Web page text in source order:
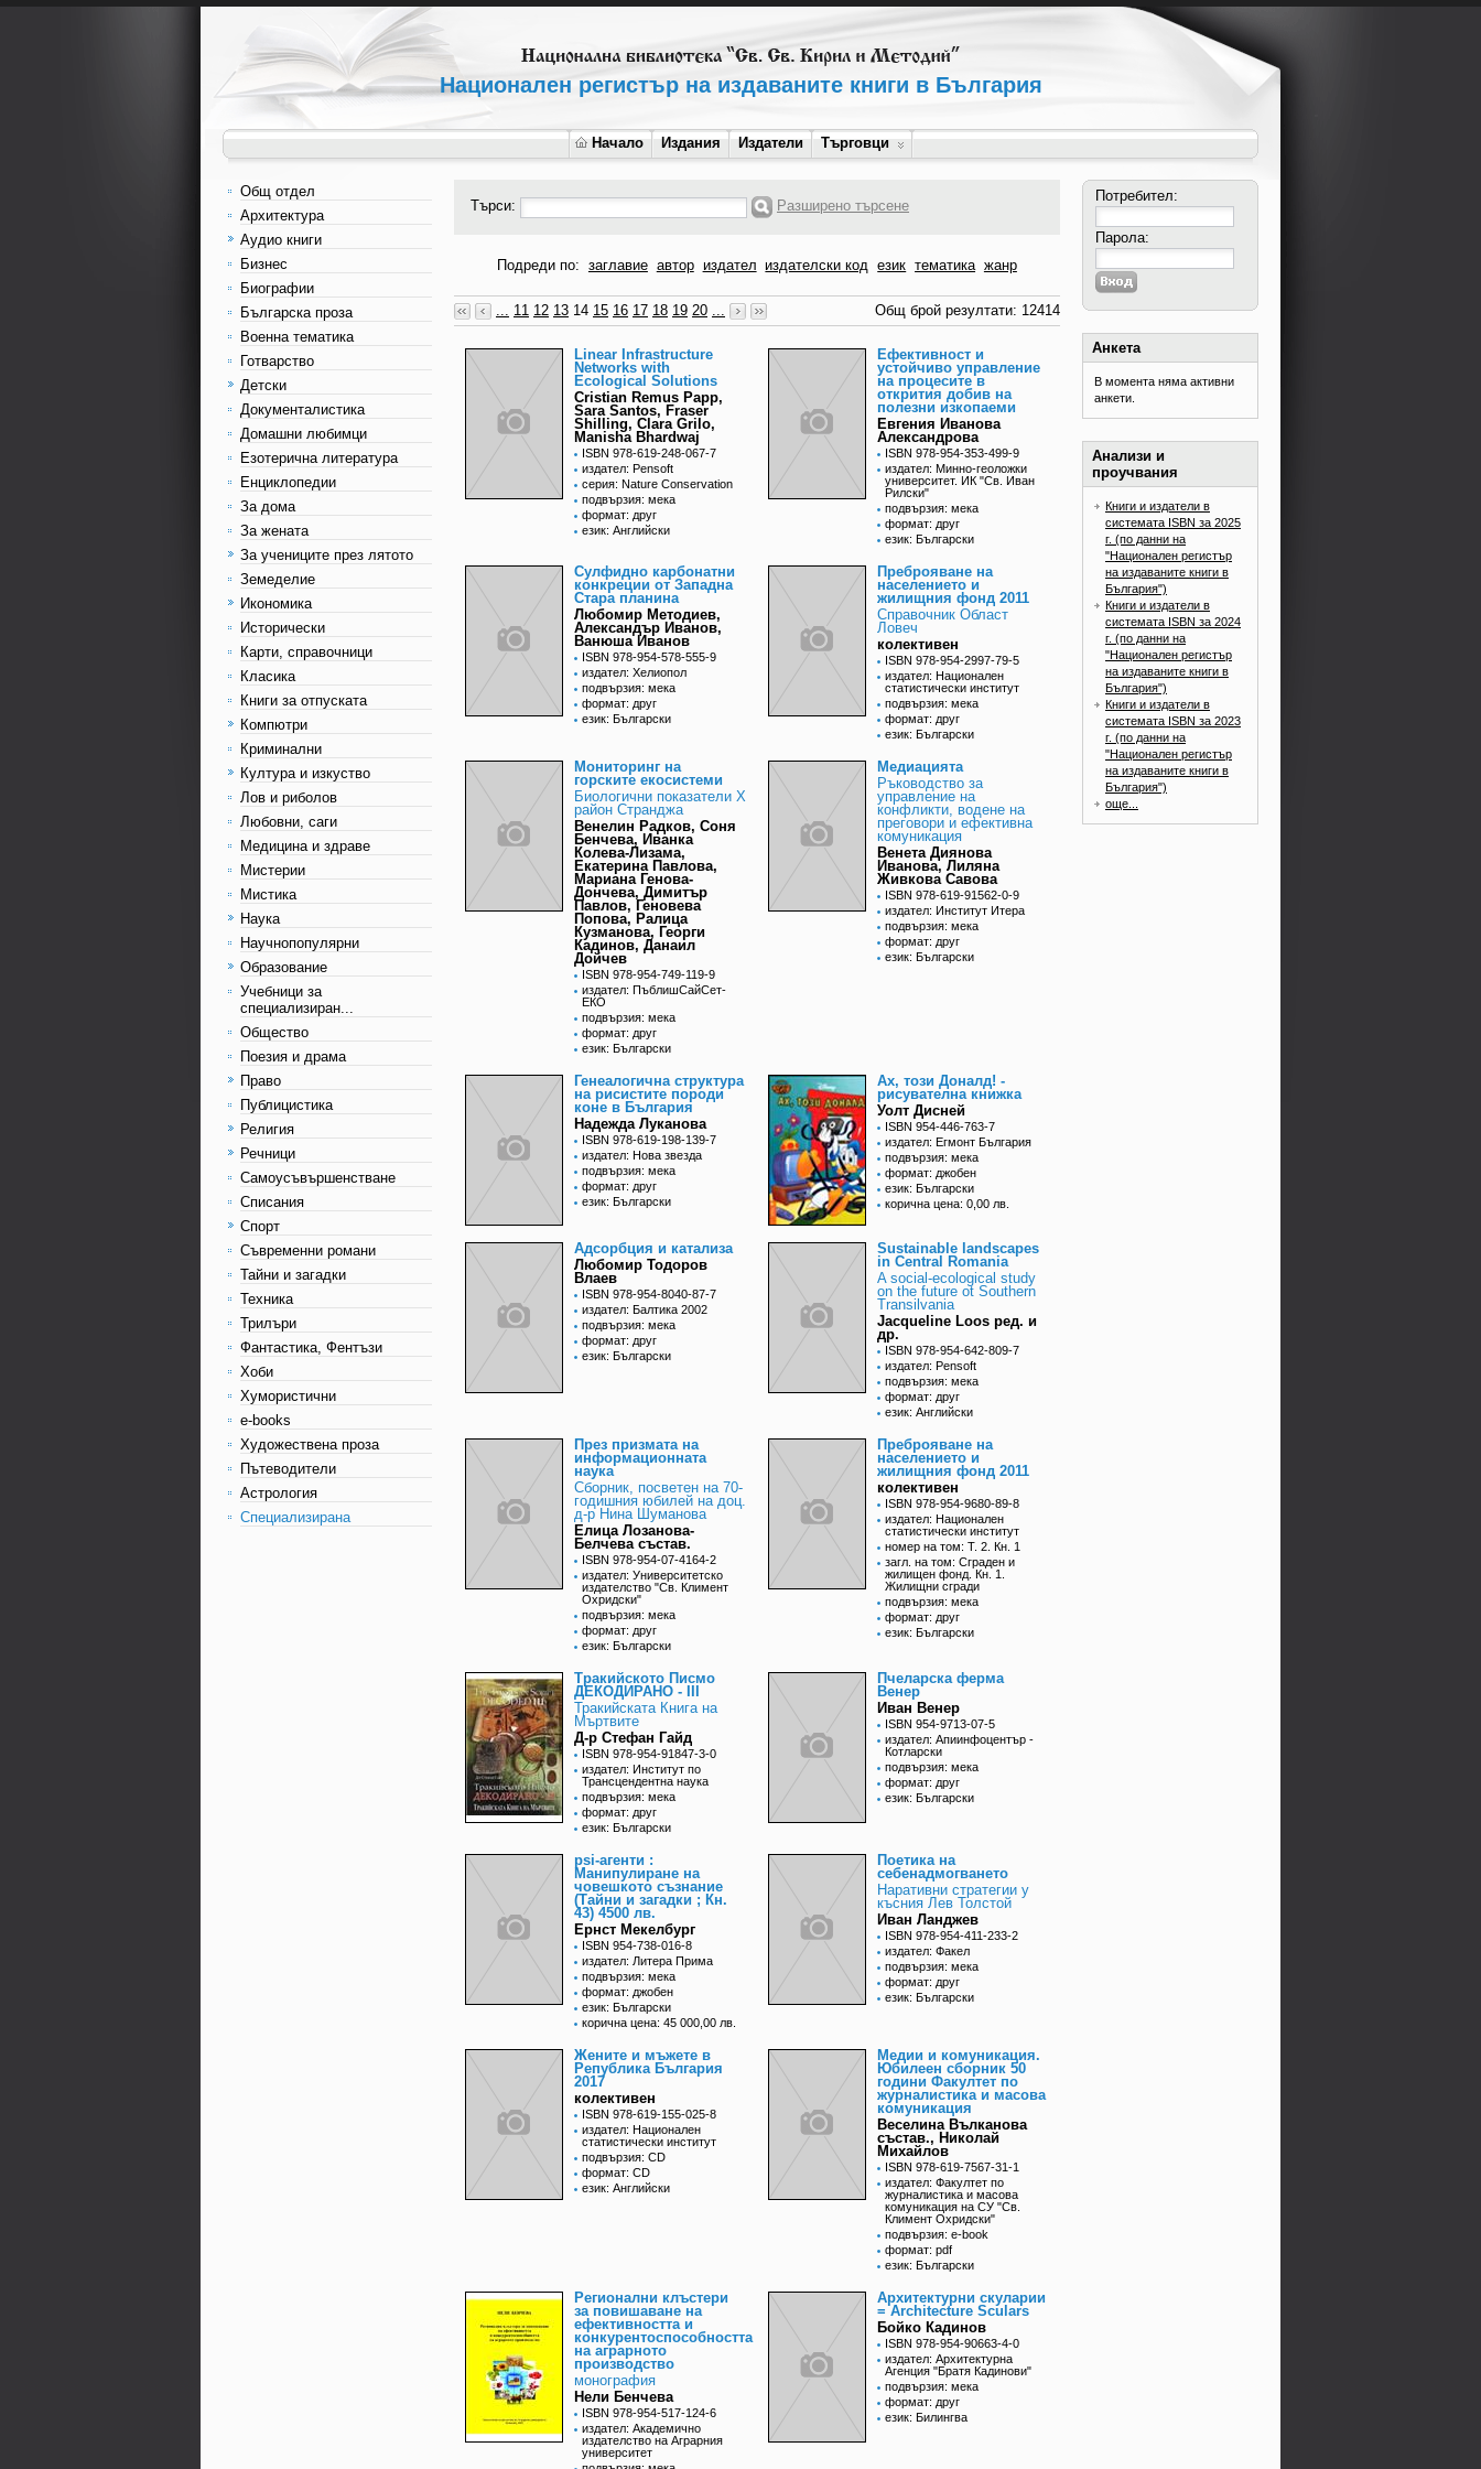
Национален регистър на издаваните книги в България
Начало Издания Издатели Търговци
Общ отдел
Архитектура
Аудио книги
Бизнес
Биографии
Българска проза
Военна тематика
Готварство
Детски
Документалистика
Домашни любимци
Езотерична литература
Енциклопедии
За дома
За жената
За учениците през лятото
Земеделие
Икономика
Исторически
Карти, справочници
Класика
Книги за отпуската
Компютри
Криминални
Култура и изкуство
Лов и риболов
Любовни, саги
Медицина и здраве
Мистерии
Мистика
Наука
Научнопопулярни
Образование
Учебници за
специализиран...
Общество
Поезия и драма
Право
Публицистика
Религия
Речници
Самоусъвършенстване
Списания
Спорт
Съвременни романи
Тайни и загадки
Техника
Трилъри
Фантастика, Фентъзи
Хоби
Хумористични
e-books
Художествена проза
Пътеводители
Астрология
Специализирана
Търси: Разширено търсене
Подреди по: заглавие автор издател издателски код език тематика жанр
... 11 12 13 14 15 16 17 18 19 20 ... Общ брой резултати: 12414
Linear Infrastructure
Networks with
Ecological Solutions
Cristian Remus Papp,
Sara Santos, Fraser
Shilling, Clara Grilo,
Manisha Bhardwaj
ISBN 978-619-248-067-7
издател: Pensoft
серия: Nature Conservation
подвързия: мека
формат: друг
език: Английски
Ефективност и
устойчиво управление
на процесите в
открития добив на
полезни изкопаеми
Евгения Иванова
Александрова
ISBN 978-954-353-499-9
издател: Минно-геоложки
университет. ИК "Св. Иван
Рилски"
подвързия: мека
формат: друг
език: Български
Сулфидно карбонатни
конкреции от Западна
Стара планина
Любомир Методиев,
Александър Иванов,
Ванюша Иванов
ISBN 978-954-578-555-9
издател: Хелиопол
подвързия: мека
формат: друг
език: Български
Преброяване на
населението и
жилищния фонд 2011
Справочник Област
Ловеч
колективен
ISBN 978-954-2997-79-5
издател: Национален
статистически институт
подвързия: мека
формат: друг
език: Български
Мониторинг на
горските екосистеми
Биологични показатели Х
район Странджа
Венелин Радков, Соня
Бенчева, Иванка
Колева-Лизама,
Екатерина Павлова,
Мариана Генова-
Дончева, Димитър
Павлов, Геновева
Попова, Ралица
Кузманова, Георги
Кадинов, Данаил
Дойчев
ISBN 978-954-749-119-9
издател: ПъблишСайСет-
ЕКО
подвързия: мека
формат: друг
език: Български
Медиацията
Ръководство за
управление на
конфликти, водене на
преговори и ефективна
комуникация
Венета Диянова
Иванова, Лиляна
Живкова Савова
ISBN 978-619-91562-0-9
издател: Институт Итера
подвързия: мека
формат: друг
език: Български
Генеалогична структура
на рисистите породи
коне в България
Надежда Луканова
ISBN 978-619-198-139-7
издател: Нова звезда
подвързия: мека
формат: друг
език: Български
Ах, този Доналд! -
рисувателна книжка
Уолт Дисней
ISBN 954-446-763-7
издател: Егмонт България
подвързия: мека
формат: джобен
език: Български
корична цена: 0,00 лв.
Адсорбция и катализа
Любомир Тодоров
Влаев
ISBN 978-954-8040-87-7
издател: Балтика 2002
подвързия: мека
формат: друг
език: Български
Sustainable landscapes
in Central Romania
A social-ecological study
on the future ot Southern
Transilvania
Jacqueline Loos ред. и
др.
ISBN 978-954-642-809-7
издател: Pensoft
подвързия: мека
формат: друг
език: Английски
През призмата на
информационната
наука
Сборник, посветен на 70-
годишния юбилей на доц.
д-р Нина Шуманова
Елица Лозанова-
Белчева състав.
ISBN 978-954-07-4164-2
издател: Университетско
издателство "Св. Климент
Охридски"
подвързия: мека
формат: друг
език: Български
Преброяване на
населението и
жилищния фонд 2011
колективен
ISBN 978-954-9680-89-8
издател: Национален
статистически институт
номер на том: Т. 2. Кн. 1
загл. на том: Сграден и
жилищен фонд. Кн. 1.
Жилищни сгради
подвързия: мека
формат: друг
език: Български
Тракийското Писмо
ДЕКОДИРАНО - III
Тракийската Книга на
Мъртвите
Д-р Стефан Гайд
ISBN 978-954-91847-3-0
издател: Институт по
Трансцендентна наука
подвързия: мека
формат: друг
език: Български
Пчеларска ферма
Венер
Иван Венер
ISBN 954-9713-07-5
издател: Апиинфоцентър -
Котларски
подвързия: мека
формат: друг
език: Български
psi-агенти :
Манипулиране на
човешкото съзнание
(Тайни и загадки ; Кн.
43) 4500 лв.
Ернст Мекелбург
ISBN 954-738-016-8
издател: Литера Прима
подвързия: мека
формат: джобен
език: Български
корична цена: 45 000,00 лв.
Поетика на
себенадмогването
Наративни стратегии у
късния Лев Толстой
Иван Ланджев
ISBN 978-954-411-233-2
издател: Факел
подвързия: мека
формат: друг
език: Български
Жените и мъжете в
Република България
2017
колективен
ISBN 978-619-155-025-8
издател: Национален
статистически институт
подвързия: CD
формат: CD
език: Английски
Медии и комуникация.
Юбилеен сборник 50
години Факултет по
журналистика и масова
комуникация
Веселина Вълканова
състав., Николай
Михайлов
ISBN 978-619-7567-31-1
издател: Факултет по
журналистика и масова
комуникация на СУ "Св.
Климент Охридски"
подвързия: e-book
формат: pdf
език: Български
Регионални клъстери
за повишаване на
ефективността и
конкурентоспособността
на аграрното
производство
монография
Нели Бенчева
ISBN 978-954-517-124-6
издател: Академично
издателство на Аграрния
университет
Архитектурни скуларии
= Architecture Sculars
Бойко Кадинов
ISBN 978-954-90663-4-0
издател: Архитектурна
Агенция "Братя Кадинови"
подвързия: мека
формат: друг
език: Билингва
Потребител:
Парола:
Анкета
В момента няма активни
анкети.
Анализи и
проучвания
Книги и издатели в
системата ISBN за 2025
г. (по данни на
"Национален регистър
на издаваните книги в
България")
Книги и издатели в
системата ISBN за 2024
г. (по данни на
"Национален регистър
на издаваните книги в
България")
Книги и издатели в
системата ISBN за 2023
г. (по данни на
"Национален регистър
на издаваните книги в
България")
още...